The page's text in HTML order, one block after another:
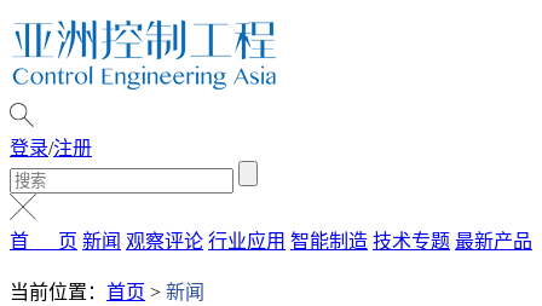
登录/注册
首 页 新闻 观察评论 行业应用 智能制造 技术专题 最新产品
当前位置： 首页 > 新闻